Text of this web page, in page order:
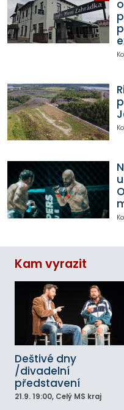
Kam vyrazit
Deštivé dny
/divadelní
představení
21.9. 19:00, Celý MS kraj